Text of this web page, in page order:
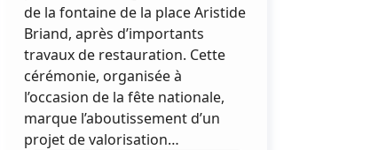
de la fontaine de la place Aristide
Briand, après d’importants
travaux de restauration. Cette
cérémonie, organisée à
l’occasion de la fête nationale,
marque l’aboutissement d’un
projet de valorisation…